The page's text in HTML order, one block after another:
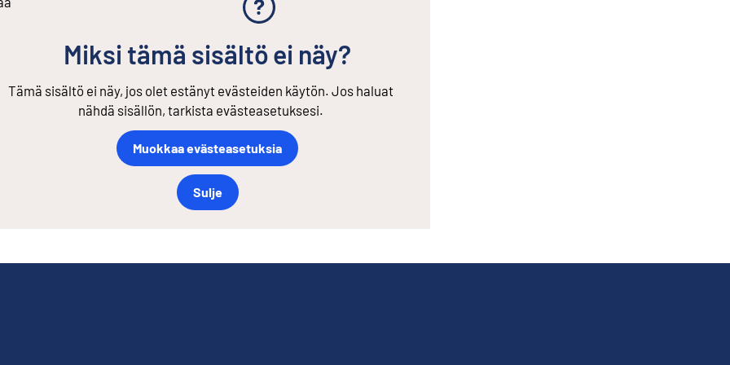
Miksi tämä sisältö ei näy?
Tämä sisältö ei näy, jos olet estänyt evästeiden käytön. Jos haluat
nähdä sisällön, tarkista evästeasetuksesi.
Muokkaa evästeasetuksia
Sulje